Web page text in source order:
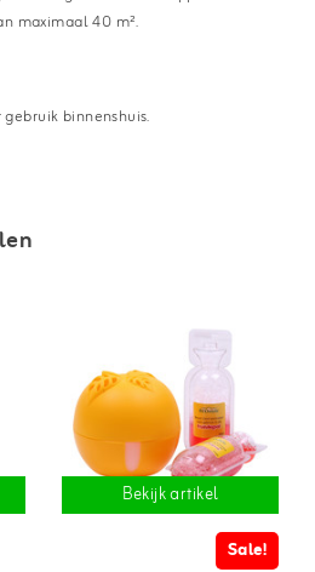
maximaal 40 m².
binnenshuis.
Bekijk artikel
Sale!